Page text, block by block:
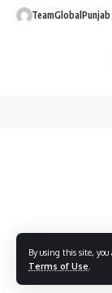
By using this site,
Terms of Use
TeamGlobalPunjab